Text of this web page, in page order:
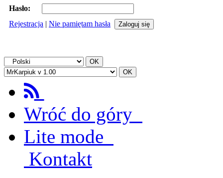
Hasło:
Rejestracja | Nie pamiętam hasła
Wróć do góry
Lite mode
Kontakt